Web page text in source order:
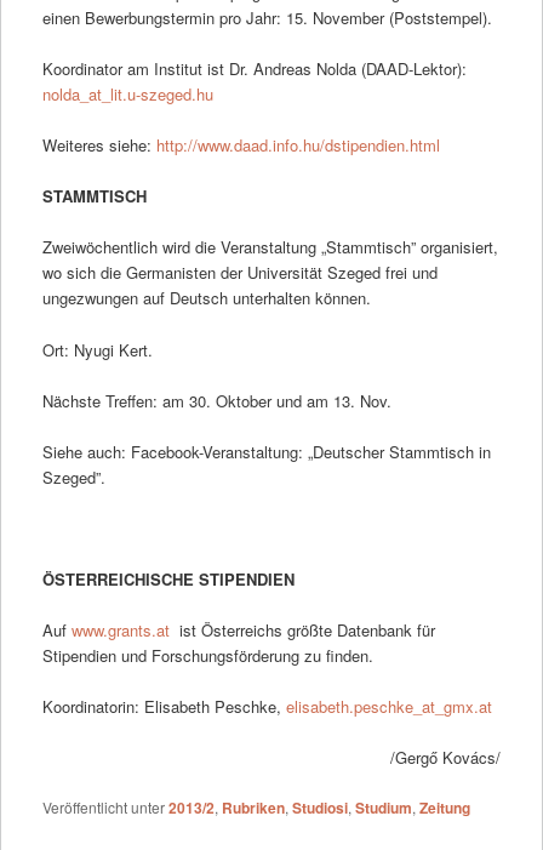
einen Bewerbungstermin pro Jahr: 15. November (Poststempel).
Koordinator am Institut ist Dr. Andreas Nolda (DAAD-Lektor):
nolda_at_lit.u-szeged.hu
Weiteres siehe: http://www.daad.info.hu/dstipendien.html
STAMMTISCH
Zweiwöchentlich wird die Veranstaltung „Stammtisch” organisiert,
wo sich die Germanisten der Universität Szeged frei und
ungezwungen auf Deutsch unterhalten können.
Ort: Nyugi Kert.
Nächste Treffen: am 30. Oktober und am 13. Nov.
Siehe auch: Facebook-Veranstaltung: „Deutscher Stammtisch in
Szeged”.
ÖSTERREICHISCHE STIPENDIEN
Auf www.grants.at ist Österreichs größte Datenbank für
Stipendien und Forschungsförderung zu finden.
Koordinatorin: Elisabeth Peschke, elisabeth.peschke_at_gmx.at
/Gergő Kovács/
Veröffentlicht unter2013/2, Rubriken, Studiosi, Studium, Zeitung